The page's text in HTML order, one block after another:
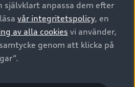
Audi
- Hur påverkas min bil av detta?
All Rights Reserved.
Audi AG
självklart anpassa dem efter
vår integritetspolicy, en
av alla cookies vi använder,
genom att klicka på